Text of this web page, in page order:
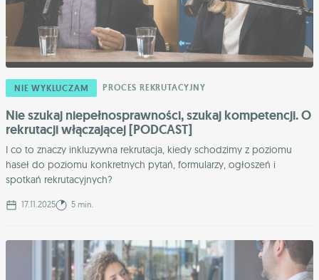
NIE WYKLUCZAM PROCES REKRUTACYJNY
Nie szukaj niepełnosprawności, szukaj kompetencji. O
rekrutacji włączającej [PODCAST]
I co to znaczy inkluzywna rekrutacja, kiedy schodzimy z poziomu
haseł do poziomu konkretnych pytań, formularzy, ogłoszeń i
spotkań rekrutacyjnych?
17.11.2025 5 min.